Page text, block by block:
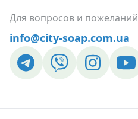
Для вопросов и пожеланий
info@city-soap.com.ua